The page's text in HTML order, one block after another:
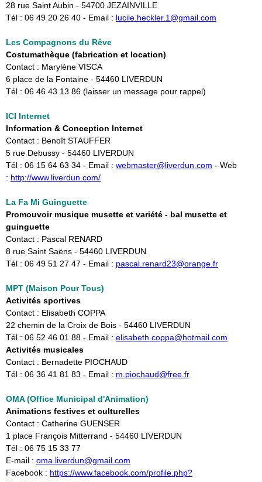
28 rue Saint Aubin - 54700 JEZAINVILLE
Tél : 06 49 20 26 40 - Email : ​ lucile.heckler.1@gmail.com
Les Compagnons du Rêve
Costumathèque (fabrication et location)
Contact : Marylène VISCA
6 place de la Fontaine - 54460 LIVERDUN
Tél : 06 46 43 13 86 (laisser un message pour rappel)
ICI Internet
Information & Conception Internet
Contact : Benoît STAUFFER
5 rue Debussy - 54460 LIVERDUN
Tél : 06 15 64 63 34 - Email : ​ webmaster@liverdun.com - Web
: http://www.liverdun.com/
La Fa Mi Guinguette
Promouvoir musique musette et variété - bal musette et
guinguette
Contact : Pascal RENARD
8 rue Saint Saëns - 54460 LIVERDUN
Tél : 06 49 51 27 47 - Email : pascal.renard23@orange.fr
MPT (Maison Pour Tous)
Activités sportives
Contact : Elisabeth COPPA
22 chemin de la Croix de Bois - 54460 LIVERDUN
Tél : 06 52 46 01 88 - Email : elisabeth.coppa@hotmail.com
Activités musicales
Contact : Bernadette PIOCHAUD
Tél : 06 36 41 81 83 - Email : m.piochaud@free.fr
OMA (Office Municipal d'Animation)
Animations festives et culturelles
Contact : Catherine GUENSER
1 place François Mitterrand - 54460 LIVERDUN
Tél : 06 75 15 33 77
E-mail : oma.liverdun@gmail.com
Facebook : https://www.facebook.com/profile.php?